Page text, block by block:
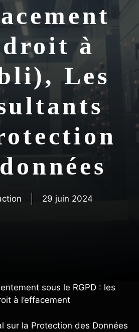
à
Les
29 juin 2024
sous le RGPD : les
à l’effacement
sur la Protection des Données